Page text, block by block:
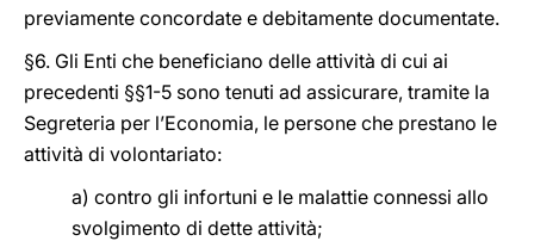
previamente concordate e debitamente documentate.
§6. Gli Enti che beneficiano delle attività di cui ai
precedenti §§1-5 sono tenuti ad assicurare, tramite la
Segreteria per l’Economia, le persone che prestano le
attività di volontariato:
a) contro gli infortuni e le malattie connessi allo
svolgimento di dette attività;